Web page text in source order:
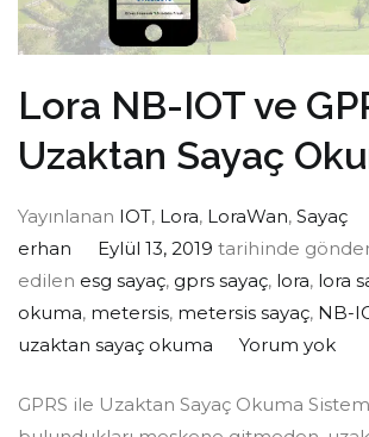
Lora NB-IOT ve
Uzaktan Sayaç
Yayınlanan IOT, Lora, LoraWan, Sayaç
erhan
Eylül 13, 2019 tarihinde
edilen esg sayaç, gprs sayaç, lora, lora
okuma, metersis, metersis sayaç, NB-
uzaktan sayaç okuma
Yorum yok
GPRS ile Uzaktan Sayaç Okuma